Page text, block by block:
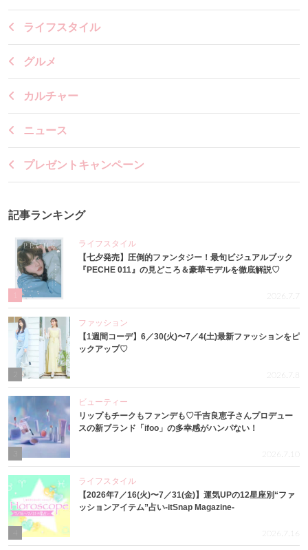
ライフスタイル
グルメ
カルチャー
ニュース
プレゼントキャンペーン
記事ランキング
ライフスタイル
【七夕発売】圧倒的ファンタジー！最旬ビジュアルブック
『PECHE 011』の見どころ＆豪華モデルを徹底解説♡
2026.7.7
ファッション
【1週間コーデ】6／30(火)〜7／4(土)最新ファッションをピ
ックアップ♡
2026.7.8
3
ビューティー
リップもチークもファンデも♡千吉良恵子さんプロデュー
スの新ブランド「ifoo」の多幸感がハンパない！
2026.7.10
4
ライフスタイル
【2026年7／16(火)〜7／31(金)】運気UPの12星座別“ファ
ッションアイテム”占い-itSnap Magazine-
2026.7.16